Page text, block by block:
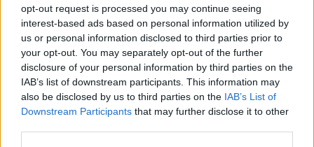
opt-out request is processed you may continue seeing
interest-based ads based on personal information utilized by
us or personal information disclosed to third parties prior to
your opt-out. You may separately opt-out of the further
disclosure of your personal information by third parties on the
IAB’s list of downstream participants. This information may
also be disclosed by us to third parties on the IAB’s List of
Downstream Participants that may further disclose it to other
Klaipėda
Kelininkai gali
patriukšmauti naktį:
Klaipėdos pulsas
Klaipėdoje - prancūzų
laivas, kuriame galima